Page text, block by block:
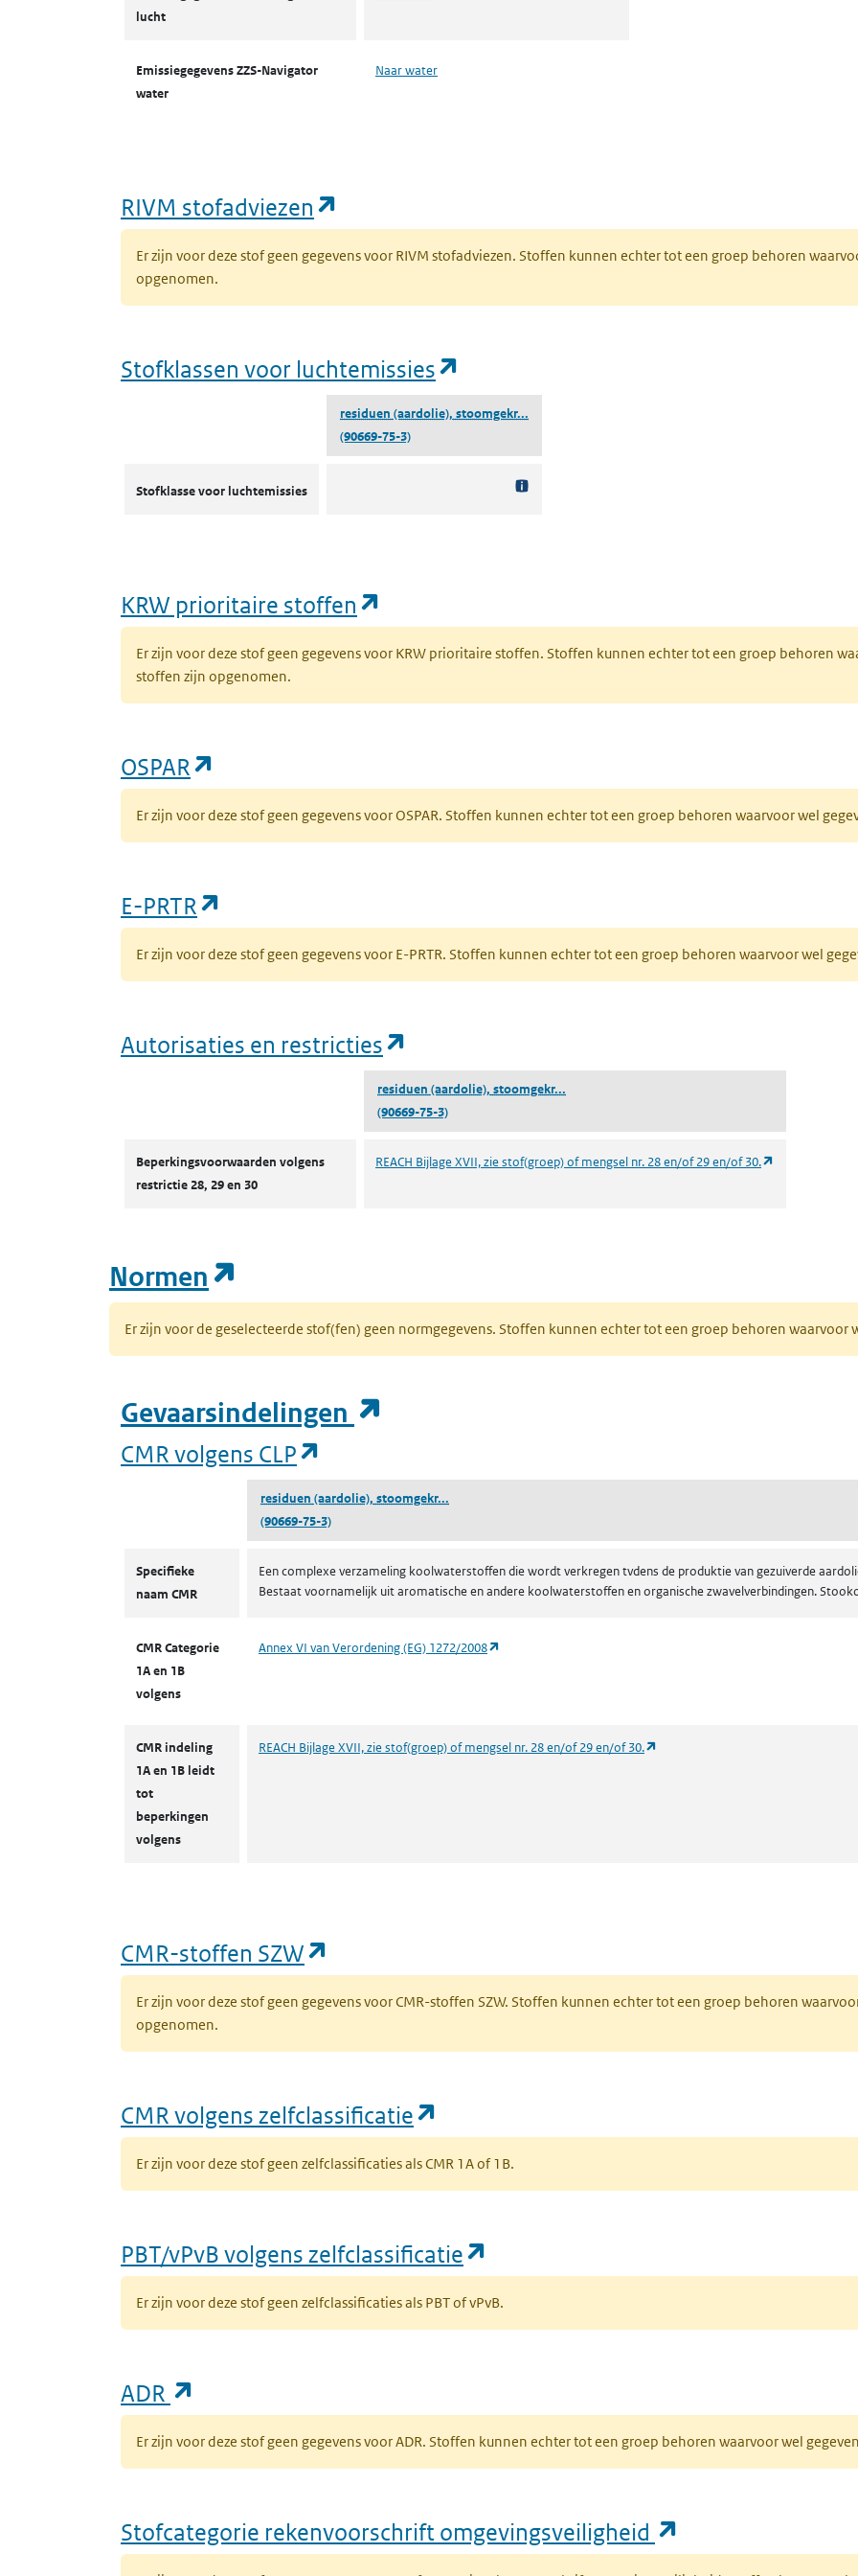
lucht
Emissiegegevens ZZS-Navigator
water
Naar water
RIVM stofadviezen
Er zijn voor deze stof geen gegevens voor RIVM stofadviezen. Stoffen kunnen echter tot een groep behoren
opgenomen.
Stofklassen voor luchtemissies
residuen (aardolie), stoomgekr...
(90669-75-3)
Stofklasse voor luchtemissies
KRW prioritaire stoffen
Er zijn voor deze stof geen gegevens voor KRW prioritaire stoffen. Stoffen kunnen echter tot een groep behoren
stoffen zijn opgenomen.
OSPAR
Er zijn voor deze stof geen gegevens voor OSPAR. Stoffen kunnen echter tot een groep behoren waarvoor wel
E-PRTR
Er zijn voor deze stof geen gegevens voor E-PRTR. Stoffen kunnen echter tot een groep behoren waarvoor wel
Autorisaties en restricties
residuen (aardolie), stoomgekr...
(90669-75-3)
Beperkingsvoorwaarden volgens
restrictie 28, 29 en 30
REACH Bijlage XVII, zie stof(groep) of mengsel nr. 28 en/of 29 en/of 30.
Normen
Er zijn voor de geselecteerde stof(fen) geen normgegevens. Stoffen kunnen echter tot een groep behoren waarvoor
Gevaarsindelingen
CMR volgens CLP
residuen (aardolie), stoomgekr...
(90669-75-3)
Specifieke
naam CMR
Een complexe verzameling koolwaterstoffen die wordt verkregen tvdens de produktie van gezuiverde
Bestaat voornamelijk uit aromatische en andere koolwaterstoffen en organische zwavelverbindingen.
CMR Categorie
1A en 1B
volgens
Annex VI van Verordening (EG) 1272/2008
CMR indeling
1A en 1B leidt
tot
beperkingen
volgens
REACH Bijlage XVII, zie stof(groep) of mengsel nr. 28 en/of 29 en/of 30.
CMR-stoffen SZW
Er zijn voor deze stof geen gegevens voor CMR-stoffen SZW. Stoffen kunnen echter tot een groep behoren
opgenomen.
CMR volgens zelfclassificatie
Er zijn voor deze stof geen zelfclassificaties als CMR 1A of 1B.
PBT/vPvB volgens zelfclassificatie
Er zijn voor deze stof geen zelfclassificaties als PBT of vPvB.
ADR
Er zijn voor deze stof geen gegevens voor ADR. Stoffen kunnen echter tot een groep behoren waarvoor wel
Stofcategorie rekenvoorschrift omgevingsveiligheid